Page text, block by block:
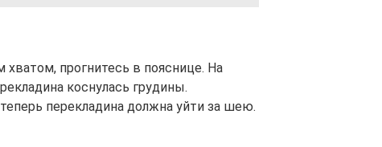
прогнитесь в пояснице. На
коснулась грудины.
перекладина должна уйти за шею.